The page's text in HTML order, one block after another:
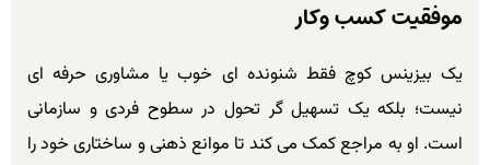
موفقیت کسب وکار
یک بیزینس کوچ فقط شنونده ای خوب یا مشاوری حرفه ای
نیست؛ بلکه یک تسهیل گر تحول در سطوح فردی و سازمانی
است. او به مراجع کمک می کند تا موانع ذهنی و ساختاری خود را